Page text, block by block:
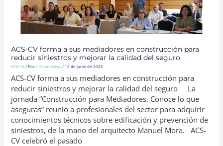
ACS-CV forma a sus mediadores en construcción para
reducir siniestros y mejorar la calidad del seguro
ACS-CV/ PorS. Fecor News/ 15 de junio de 2026
ACS-CV forma a sus mediadores en construcción para
reducir siniestros y mejorar la calidad del seguro La
jornada “Construcción para Mediadores. Conoce lo que
aseguras” reunió a profesionales del sector para adquirir
conocimientos técnicos sobre edificación y prevención de
siniestros, de la mano del arquitecto Manuel Mora. ACS-
CV celebró el pasado
MEJORAR
LA
CALIDAD
DEL